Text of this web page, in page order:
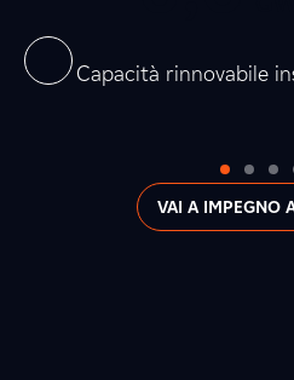
0
Capacità rinnovabile
VAI A IMPEGNO